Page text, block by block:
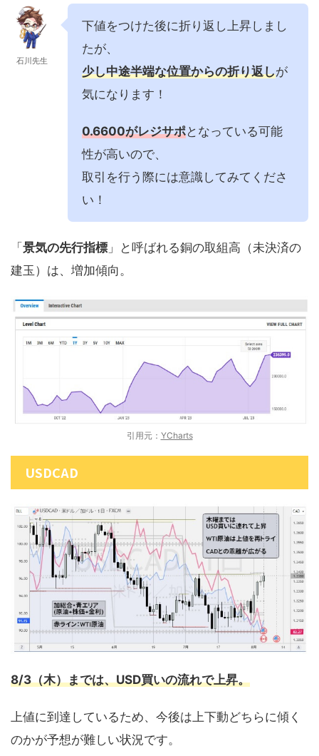
石川先生
下値をつけた後に折り返し上昇しまし
たが、
少し中途半端な位置からの折り返しが
気になります！
0.6600がレジサポとなっている可能
性が高いので、
取引を行う際には意識してみてくださ
い！
「 景気の先行指標 」と呼ばれる銅の取組高（未決済の
建玉）は、増加傾向。
引用元： YCharts
USDCAD
8/3（木）までは、USD買いの流れで上昇。
上値に到達しているため、今後は上下動どちらに傾く
のかが予想が難しい状況です。